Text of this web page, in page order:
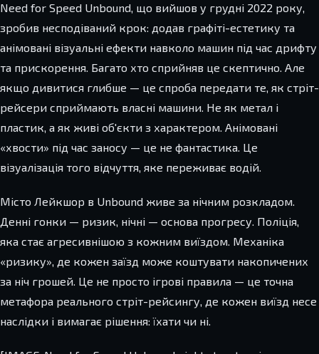
Need for Speed Unbound, що вийшов у грудні 2022 року,
зробив несподіваний крок: додав графіті-естетику та
анімовані візуальні ефекти навколо машин під час дрифту
та прискорення. Багато хто сприйняв це скептично. Але
якщо дивитися глибше — це спроба передати те, як стріт-
рейсери сприймають власні машини. Не як метал і
пластик, а як живі об'єкти з характером. Анімовані
«хвости» під час заносу — це не фантастика. Це
візуалізація того відчуття, яке переживає водій.
Місто Лейкшор в Unbound живе за нічним розкладом.
Денні гонки — ризик, нічні — основа прогресу. Поліція,
яка стає агресивнішою з кожним виїздом. Механіка
«ризику», де кожен заїзд може коштувати накопичених
за ніч грошей. Це не просто ігрові правила — це точна
метафора реального стріт-рейсингу, де кожен виїзд несе
наслідки і вимагає рішення: їхати чи ні.